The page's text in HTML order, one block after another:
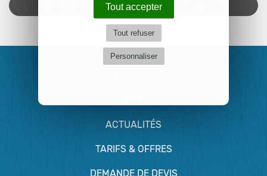
Tout accepter
Tout refuser
Personnaliser
NOUS CONTACTER
ACTUALITÉS
TARIFS & OFFRES
DEMANDE DE DEVIS